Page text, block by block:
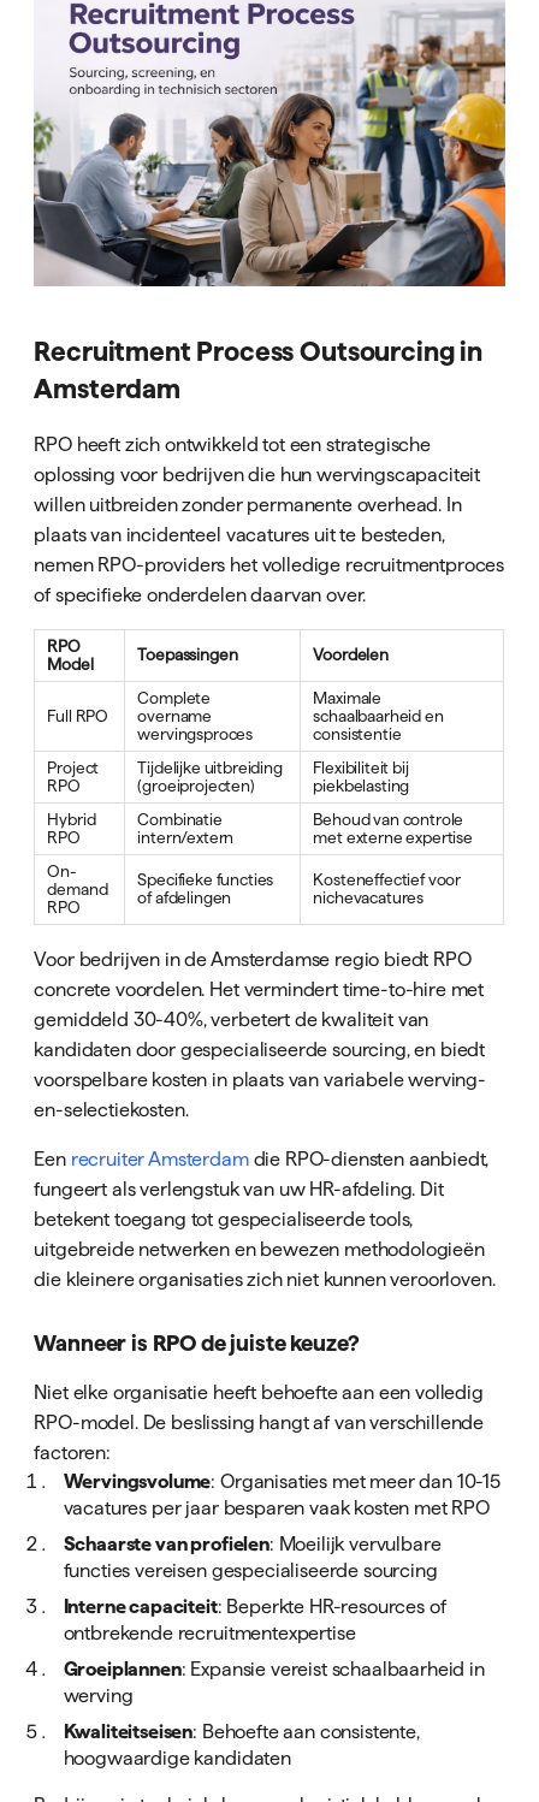
Recruitment Process Outsourcing in
Amsterdam
RPO heeft zich ontwikkeld tot een strategische
oplossing voor bedrijven die hun wervingscapaciteit
willen uitbreiden zonder permanente overhead. In
plaats van incidenteel vacatures uit te besteden,
nemen RPO-providers het volledige recruitmentproces
of specifieke onderdelen daarvan over.
RPO
Model
Toepassingen Voordelen
Full RPO
Complete
overname
wervingsproces
Maximale
schaalbaarheid en
consistentie
Project
RPO
Tijdelijke uitbreiding
(groeiprojecten)
Flexibiliteit bij
piekbelasting
Hybrid
RPO
Combinatie
intern/extern
Behoud van controle
met externe expertise
On-
demand
RPO
Specifieke functies
of afdelingen
Kosteneffectief voor
nichevacatures
Voor bedrijven in de Amsterdamse regio biedt RPO
concrete voordelen. Het vermindert time-to-hire met
gemiddeld 30-40%, verbetert de kwaliteit van
kandidaten door gespecialiseerde sourcing, en biedt
voorspelbare kosten in plaats van variabele werving-
en-selectiekosten.
Een recruiter Amsterdamdie RPO-diensten aanbiedt,
fungeert als verlengstuk van uw HR-afdeling. Dit
betekent toegang tot gespecialiseerde tools,
uitgebreide netwerken en bewezen methodologieën
die kleinere organisaties zich niet kunnen veroorloven.
Wanneer is RPO de juiste keuze?
Niet elke organisatie heeft behoefte aan een volledig
RPO-model. De beslissing hangt af van verschillende
factoren:
Wervingsvolume: Organisaties met meer dan 10-15
vacatures per jaar besparen vaak kosten met RPO
Schaarste van profielen: Moeilijk vervulbare
functies vereisen gespecialiseerde sourcing
Interne capaciteit: Beperkte HR-resources of
ontbrekende recruitmentexpertise
Groeiplannen: Expansie vereist schaalbaarheid in
werving
Kwaliteitseisen: Behoefte aan consistente,
hoogwaardige kandidaten